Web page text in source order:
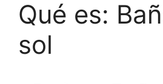
Qué es:
sol